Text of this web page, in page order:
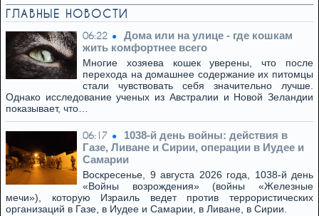
ГЛАВНЫЕ НОВОСТИ
06:22
Дома или на улице - где кошкам
жить комфортнее всего
Многие хозяева кошек уверены, что после
перехода на домашнее содержание их питомцы
стали чувствовать себя значительно лучше.
Однако исследование ученых из Австралии и Новой Зеландии
показывает, что…
06:17
1038-й день войны: действия в
Газе, Ливане и Сирии, операции в Иудее и
Самарии
Воскресенье, 9 августа 2026 года, 1038-й день
«Войны возрождения» (войны «Железные
мечи»), которую Израиль ведет против террористических
организаций в Газе, в Иудее и Самарии, в Ливане, в Сирии.